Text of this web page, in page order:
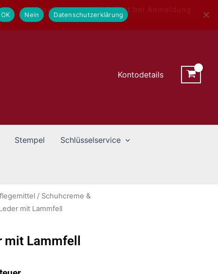
Newsletter - 10% Rabatt bei Anmeldung
Kontodetails
Stempel Schlüsselservice
/ Schuhcreme &
mit Lammfell
Lammfell
OK Nein Datenschutzerklärung